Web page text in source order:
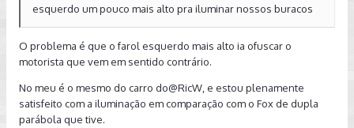
esquerdo um pouco mais alto pra iluminar nossos buracos
O problema é que o farol esquerdo mais alto ia ofuscar o
motorista que vem em sentido contrário.
No meu é o mesmo do carro do@RicW , e estou plenamente
satisfeito com a iluminação em comparação com o Fox de dupla
parábola que tive.